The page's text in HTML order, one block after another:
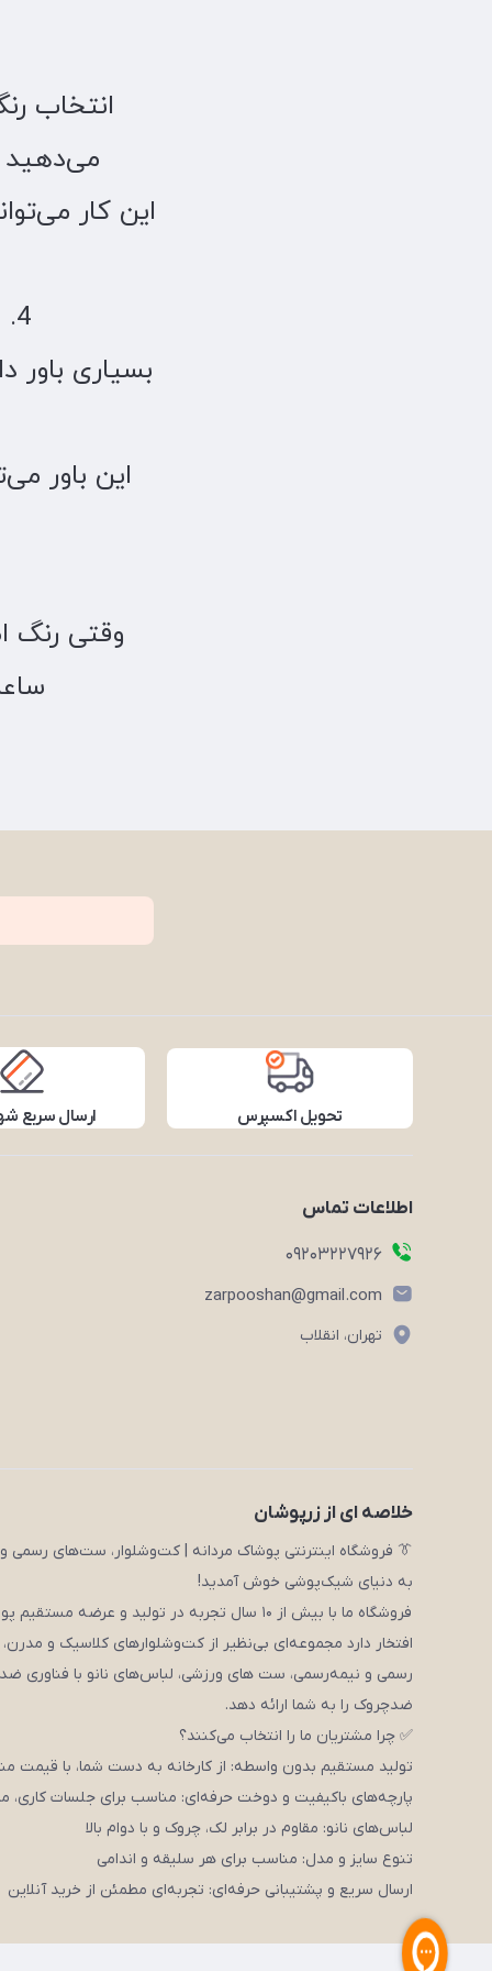
انتخاب
می‌دهید
این کار
4. افزایش حس خوش‌شانسی و هماهنگی با کائنات
بسیاری باور
این باور
وقتی رنگ
تحویل اکسپرس ارسال سریع
اطلاعات تماس
09203227926
zarpooshan@gmail.com
تهران، انقلاب
خلاصه ای از زرپوشان
👔 فروشگاه اینترنتی پوشاک مردانه | کت‌وشلوار، ست‌های رسمی و
به دنیای شیک‌پوشی خوش آمدید!
فروشگاه ما با بیش از ۱۰ سال تجربه در تولید و عرضه مستقیم پوشاک مردانه،
افتخار دارد مجموعه‌ای بی‌نظیر از کت‌وشلوارهای کلاسیک و
رسمی و نیمه‌رسمی، ست های ورزشی، لباس‌های نانو با فناوری
ضدچروک را به شما ارائه دهد.
✅ چرا مشتریان ما را انتخاب می‌کنند؟
تولید مستقیم بدون واسطه: از کارخانه به دست شما، با قیمت
پارچه‌های باکیفیت و دوخت حرفه‌ای: مناسب برای جلسات کاری،
لباس‌های نانو: مقاوم در برابر لک، چروک و با دوام بالا
تنوع سایز و مدل: مناسب برای هر سلیقه و اندامی
ارسال سریع و پشتیبانی حرفه‌ای: تجربه‌ای مطمئن از خرید آنلاین